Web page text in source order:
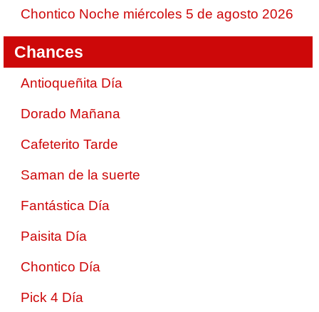
Chontico Noche miércoles 5 de agosto 2026
Chances
Antioqueñita Día
Dorado Mañana
Cafeterito Tarde
Saman de la suerte
Fantástica Día
Paisita Día
Chontico Día
Pick 4 Día